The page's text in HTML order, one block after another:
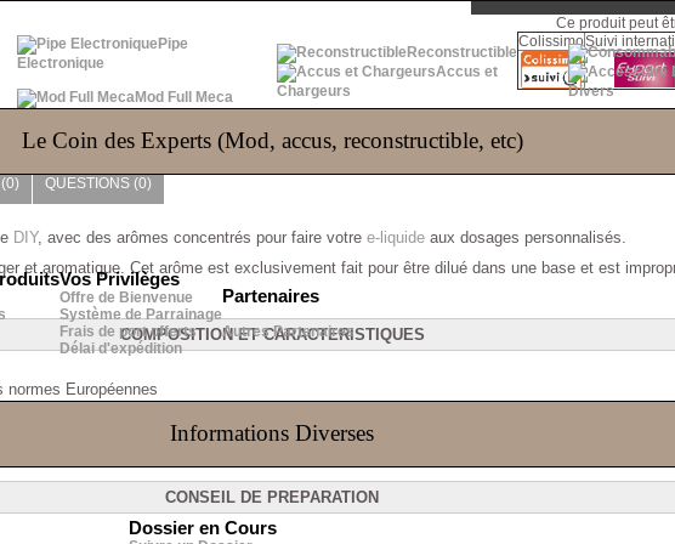
Pipe
Electronique
Mod Full Meca
Reconstructible
Accus et
Chargeurs
Divers
Le Coin des Experts (Mod, accus, reconstructible, etc)
Vos Privilèges
Offre de Bienvenue
Système de Parrainage
Frais de port offerts
Délai d'expédition
Partenaires
Autres Partenaires
Informations Diverses
Dossier en Cours
Ce produit peut
ColissimoSuivi
QUESTIONS (0)
DIY, avec des arômes concentrés pour faire votre e-liquide aux dosages personnalisés.
et aromatique. Cet arôme est exclusivement fait pour être dilué dans une base et est
COMPOSITION ET CARACTERISTIQUES
Européennes
protéine, organisme génétiquement modifié, ingrédient d'origine animal, diacétyle,
CONSEIL DE PREPARATION